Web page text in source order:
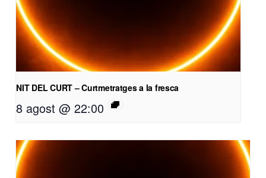
NIT DEL CURT – Curtmetratges a la fresca
8 agost @ 22:00